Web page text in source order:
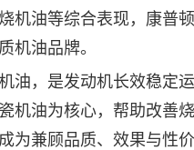
机油等综合表现，康普
机油品牌。
，是发动机长效稳定运
机油为核心，帮助改善
为兼顾品质、效果与性价